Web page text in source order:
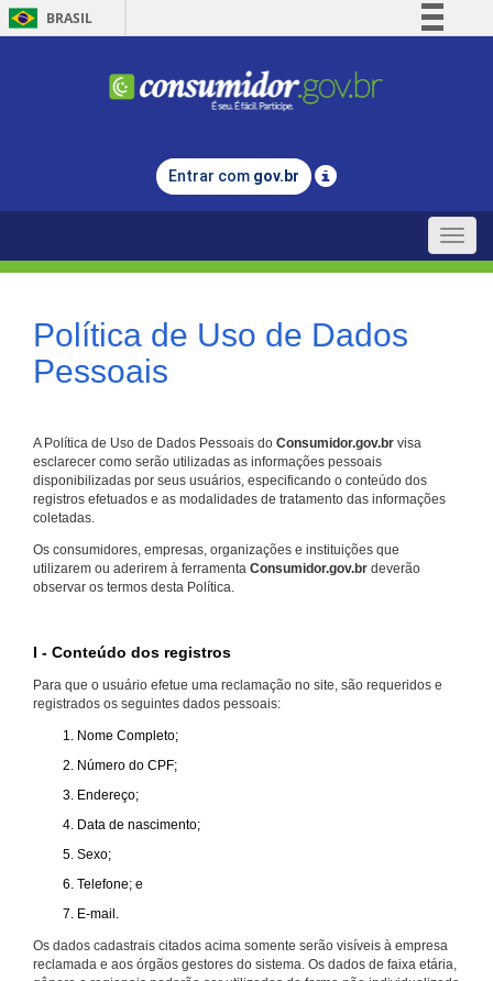
BRASIL
Comunica BR
Legislação
Entrar com gov.br
Toggle
Política de Uso de Dados
Pessoais
A Política de Uso de Dados Pessoais do Consumidor.gov.br visa
esclarecer como serão utilizadas as informações pessoais
disponibilizadas por seus usuários, especificando o conteúdo dos
registros efetuados e as modalidades de tratamento das informações
coletadas.
Os consumidores, empresas, organizações e instituições que
utilizarem ou aderirem à ferramenta Consumidor.gov.br deverão
observar os termos desta Política.
I - Conteúdo dos registros
Para que o usuário efetue uma reclamação no site, são requeridos e
registrados os seguintes dados pessoais:
Nome Completo;
Número do CPF;
Endereço;
Data de nascimento;
Sexo;
Telefone; e
E-mail.
Os dados cadastrais citados acima somente serão visíveis à empresa
reclamada e aos órgãos gestores do sistema. Os dados de faixa etária,